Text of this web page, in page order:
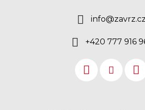
info@zavrz.cz
+420 777 916